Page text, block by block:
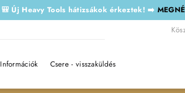
🎒 Új Heavy Tools hátizsákok érkeztek! ➡️
Információk Csere - visszaküldés